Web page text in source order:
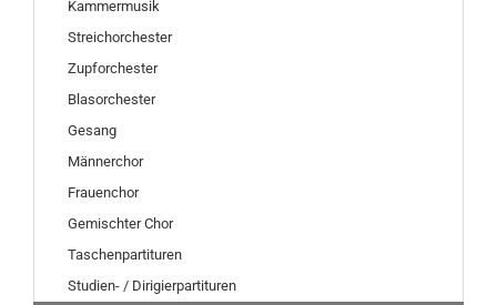
Kammermusik
Streichorchester
Zupforchester
Blasorchester
Gesang
Männerchor
Frauenchor
Gemischter Chor
Taschenpartituren
Studien- / Dirigierpartituren